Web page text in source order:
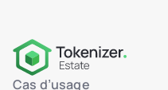
Cas d’usage